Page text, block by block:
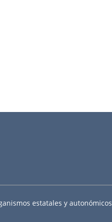
estatales y autonómicos